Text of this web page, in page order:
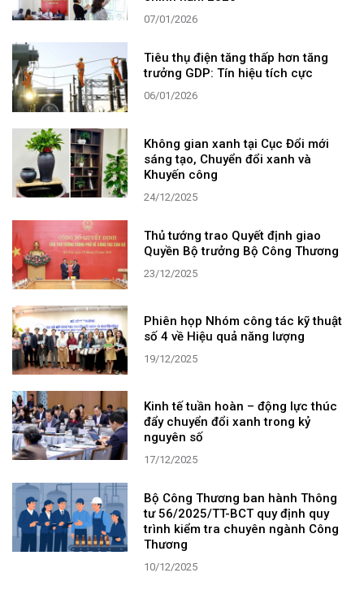
07/01/2026
Tiêu thụ điện tăng thấp hơn tăng
trưởng GDP: Tín hiệu tích cực
06/01/2026
Không gian xanh tại Cục Đổi mới
sáng tạo, Chuyển đổi xanh và
Khuyến công
24/12/2025
Thủ tướng trao Quyết định giao
Quyền Bộ trưởng Bộ Công Thương
23/12/2025
Phiên họp Nhóm công tác kỹ thuật
số 4 về Hiệu quả năng lượng
19/12/2025
Kinh tế tuần hoàn – động lực thúc
đẩy chuyển đổi xanh trong kỷ
nguyên số
17/12/2025
Bộ Công Thương ban hành Thông
tư 56/2025/TT-BCT quy định quy
trình kiểm tra chuyên ngành Công
Thương
10/12/2025